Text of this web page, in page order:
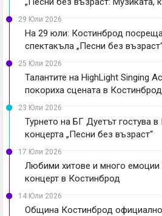
29 Юли 2026
На 29 юли: Костинброд
спектакъла „Песни без
25 Юли 2026
Талантите на HighLight Singing
покориха сцената в Костинброд
23 Юли 2026
Турнето на БГ Дуетът гостува
концерта „Песни без възраст“
17 Юли 2026
Любими хитове и много емоции
концерт в Костинброд
14 Юли 2026
Община Костинброд